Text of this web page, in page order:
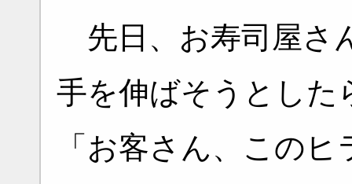
先日、お寿司屋さ
手を伸ばそうとした
「お客さん、この